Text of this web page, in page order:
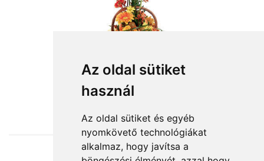
Az oldal sütiket
használ
Az oldal sütiket és egyéb
nyomkövető technológiákat
alkalmaz, hogy javítsa a
Gyümölcs és virágkosár
36 000 Ft-tól